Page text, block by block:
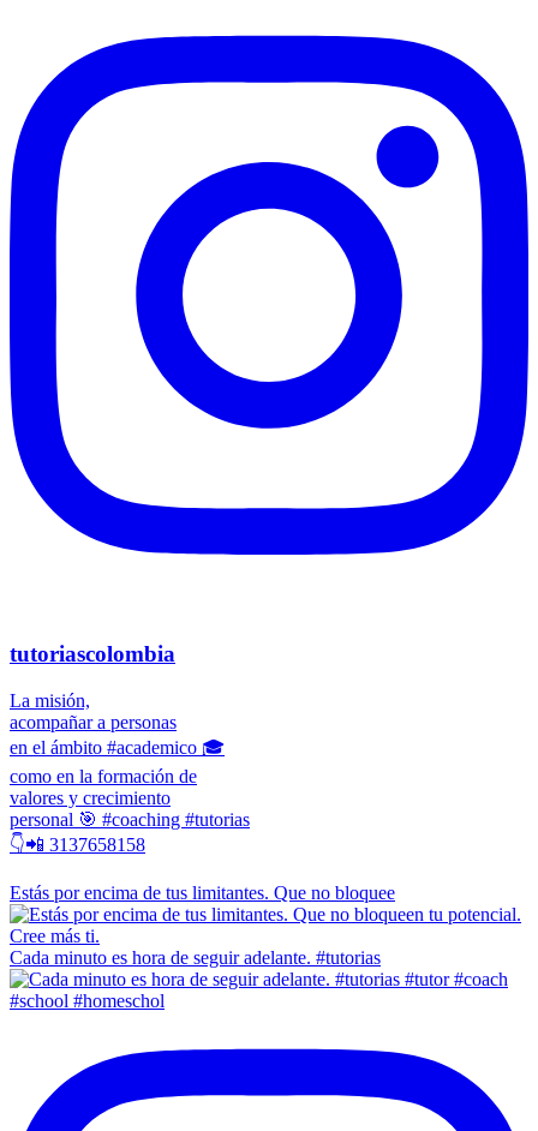
tutoriascolombia
La misión,
acompañar a personas
en el ámbito #academico 🎓
como en la formación de
valores y crecimiento
personal 🎯 #coaching #tutorias
👇📲 3137658158
Estás por encima de tus limitantes. Que no bloquee
Cada minuto es hora de seguir adelante. #tutorias